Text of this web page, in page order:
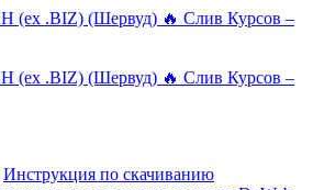
Инструкция по скачиванию